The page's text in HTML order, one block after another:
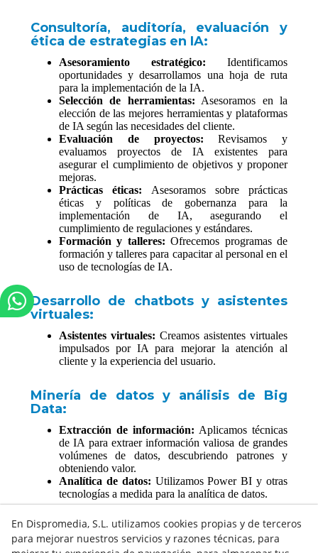
Consultoría, auditoría, evaluación y
ética de estrategias en IA:
Asesoramiento estratégico: Identificamos
oportunidades y desarrollamos una hoja de ruta
para la implementación de la IA.
Selección de herramientas: Asesoramos en la
elección de las mejores herramientas y plataformas
de IA según las necesidades del cliente.
Evaluación de proyectos: Revisamos y
evaluamos proyectos de IA existentes para
asegurar el cumplimiento de objetivos y proponer
mejoras.
Prácticas éticas: Asesoramos sobre prácticas
éticas y políticas de gobernanza para la
implementación de IA, asegurando el
cumplimiento de regulaciones y estándares.
Formación y talleres:Ofrecemos programas de
formación y talleres para capacitar al personal en el
uso de tecnologías de IA.
Desarrollo de chatbots y asistentes
virtuales:
Asistentes virtuales: Creamos asistentes virtuales
impulsados por IA para mejorar la atención al
cliente y la experiencia del usuario.
Minería de datos y análisis de Big
Data:
Extracción de información: Aplicamos técnicas
de IA para extraer información valiosa de grandes
volúmenes de datos, descubriendo patrones y
obteniendo valor.
Analítica de datos: Utilizamos Power BI y otras
tecnologías a medida para la analítica de datos.
En Dispromedia, S.L. utilizamos cookies propias y de terceros
para mejorar nuestros servicios y razones técnicas, para